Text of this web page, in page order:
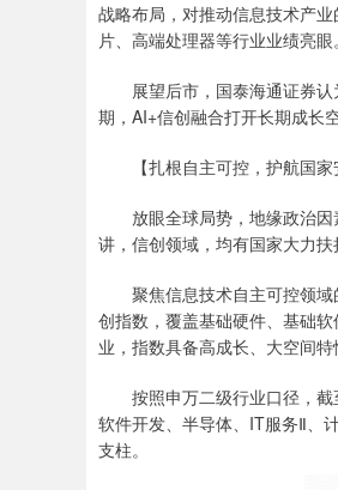
战略布局，对推动信息技术产
片、高端处理器等行业业绩亮眼。
展望后市，国泰海通证券认
期，AI+信创融合打开长期成长空
【扎根自主可控，护航国家
放眼全球局势，地缘政治因
讲，信创领域，均有国家大力扶
聚焦信息技术自主可控领域
创指数，覆盖基础硬件、基础
业，指数具备高成长、大空间
按照申万二级行业口径，截
软件开发、半导体、IT服务Ⅱ、
支柱。